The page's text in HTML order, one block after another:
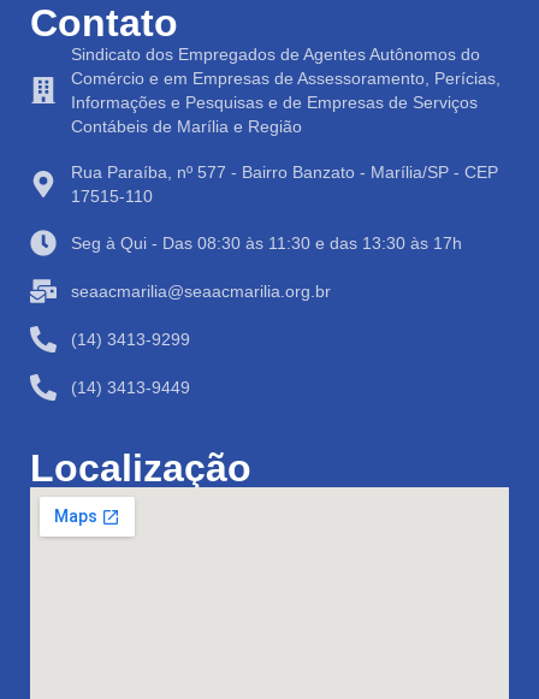
Contato
Sindicato dos Empregados de Agentes Autônomos do
Comércio e em Empresas de Assessoramento, Perícias,
Informações e Pesquisas e de Empresas de Serviços
Contábeis de Marília e Região
Rua Paraíba, nº 577 - Bairro Banzato - Marília/SP - CEP
17515-110
Seg à Qui - Das 08:30 às 11:30 e das 13:30 às 17h
seaacmarilia@seaacmarilia.org.br
(14) 3413-9299
(14) 3413-9449
Localização